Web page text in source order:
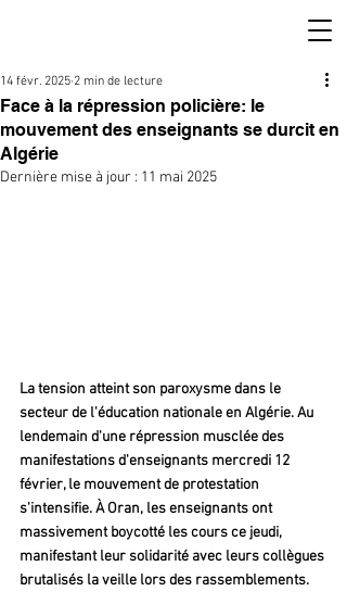
Face à la répression policière: le
mouvement des enseignants se durcit en
Algérie
14 févr. 2025 2 min de lecture
Dernière mise à jour : 11 mai 2025
La tension atteint son paroxysme dans le
secteur de l'éducation nationale en Algérie. Au
lendemain d'une répression musclée des
manifestations d'enseignants mercredi 12
février, le mouvement de protestation
s'intensifie. À Oran, les enseignants ont
massivement boycotté les cours ce jeudi,
manifestant leur solidarité avec leurs collègues
brutalisés la veille lors des rassemblements.